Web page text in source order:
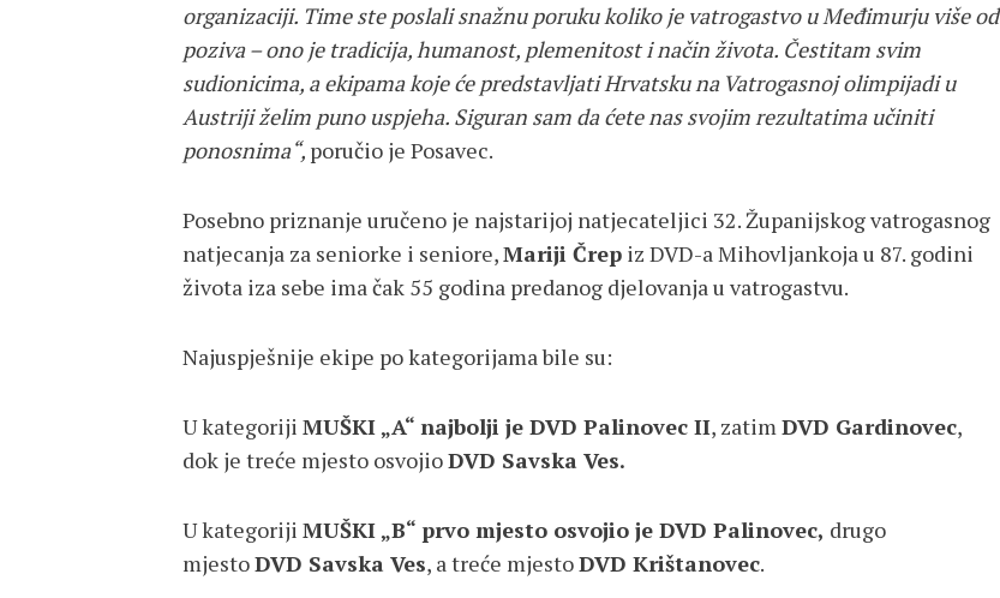
organizaciji. Time ste poslali snažnu poruku koliko je vatrogastvo u Međimurju više od
poziva – ono je tradicija, humanost, plemenitost i način života. Čestitam svim
sudionicima, a ekipama koje će predstavljati Hrvatsku na Vatrogasnoj olimpijadi u
Austriji želim puno uspjeha. Siguran sam da ćete nas svojim rezultatima učiniti
ponosnima“, poručio je Posavec.
Posebno priznanje uručeno je najstarijoj natjecateljici 32. Županijskog vatrogasnog
natjecanja za seniorke i seniore,Mariji Črep iz DVD-a Mihovljankoja u 87. godini
života iza sebe ima čak 55 godina predanog djelovanja u vatrogastvu.
Najuspješnije ekipe po kategorijama bile su:
U kategoriji MUŠKI „A“ najbolji je DVD Palinovec II, zatimDVD Gardinovec,
dok je treće mjesto osvojioDVD Savska Ves.
U kategoriji MUŠKI „B“ prvo mjesto osvojio je DVD Palinovec, drugo
mjestoDVD Savska Ves, a treće mjestoDVD Krištanovec.